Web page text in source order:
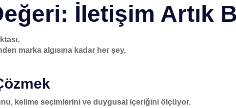
İletişim Artık
marka algısına kadar her şey,
kelime seçimlerini ve duygusal içeriğini ölçüyor.